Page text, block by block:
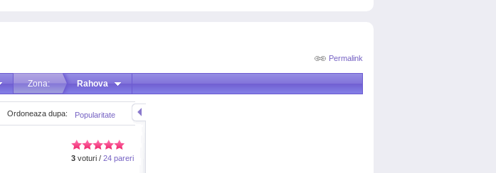
Permalink
Zona: Rahova
Popularitate
Ordoneaza dupa:
3 voturi / 24 pareri